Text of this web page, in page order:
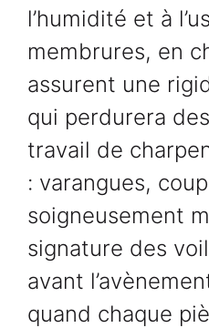
l’humidité et à
membrures, en
assurent une
qui perdurera
travail de
: varangues,
soigneusement
signature des
avant
quand chaque